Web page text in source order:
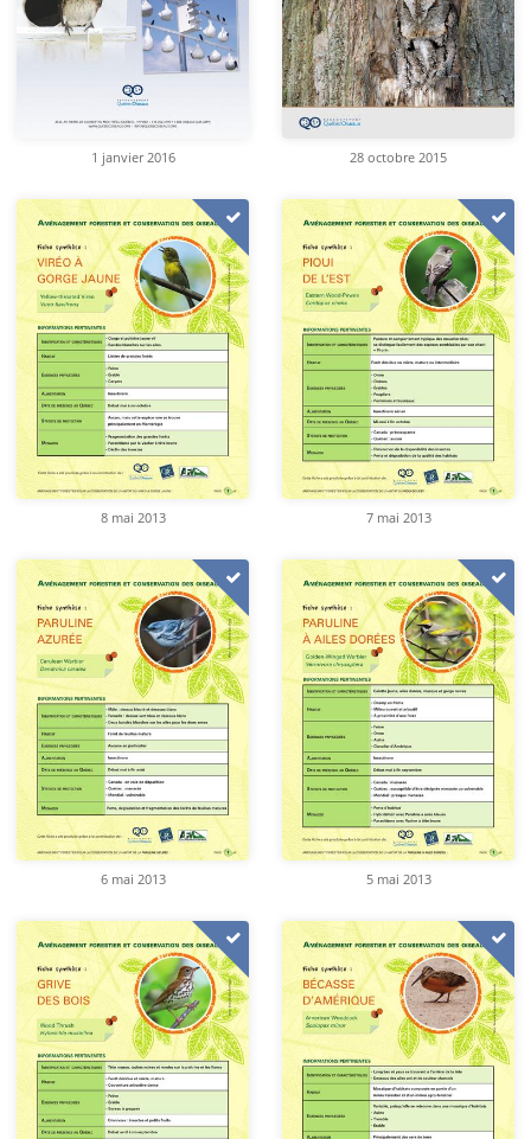
1 janvier 2016 28 octobre 2015
8 mai 2013 7 mai 2013
6 mai 2013 5 mai 2013